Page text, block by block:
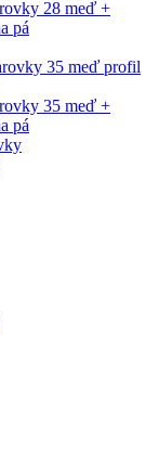
28 meď +
pá
35 meď profil
35 meď +
pá